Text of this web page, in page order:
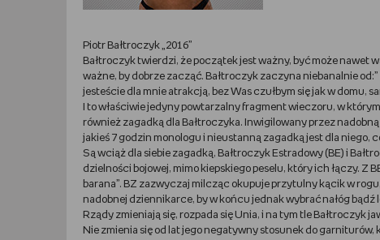
Piotr Bałtroczyk „2016”
Bałtroczyk twierdzi, że początek jest ważny, być może nawet
ważne, by dobrze zacząć. Bałtroczyk zaczyna niebanalnie
jesteście dla mnie atrakcją, bez Was czułbym się jak w domu,
I to właściwie jedyny powtarzalny fragment wieczoru, w
również zagadką dla Bałtroczyka. Inwigilowany przez
jakieś 7 godzin monologu i nieustanną zagadką jest dla niego,
Są wciąż dla siebie zagadką, Bałtroczyk Estradowy (BE) i
dzielności bojowej, mimo kiepskiego peselu, który ich łączy. Z
barana”. BZ zazwyczaj milcząc okupuje przytulny kącik w
nadobnej dziennikarce, by w końcu jednak wybrać nałóg bądź
Rządy zmieniają się, rozpada się Unia, i na tym tle Bałtroczyk
Nie zmienia się od lat jego negatywny stosunek do